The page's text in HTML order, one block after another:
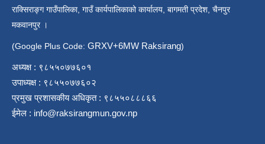
राक्सिराङ्ग गाउँपालिका, गाउँ कार्यपालिकाको कार्यालय, बागमती प्रदेश, चैनपुर
मकवानपुर ।
(Google Plus Code: GRXV+6MW Raksirang)
अध्यक्ष : ९८५५०७७६०१
उपाध्यक्ष : ९८५५०७७६०२
प्रमुख प्रशासकीय अधिकृत : ९८५५०८८८६६
ईमेल : info@raksirangmun.gov.np